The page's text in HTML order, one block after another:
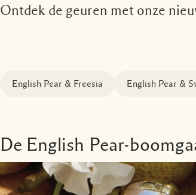
Ontdek de geuren met onze
English Pear & Freesia English Pear &
De English Pear-